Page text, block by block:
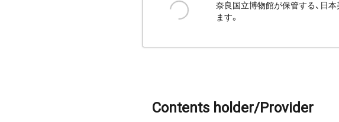
奈良国立博物館が保管する、日
ます。
Contents holder/Provider